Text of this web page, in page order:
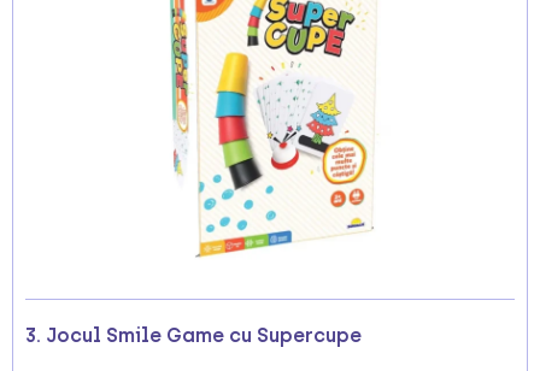
3. Jocul Smile Game cu Supercupe